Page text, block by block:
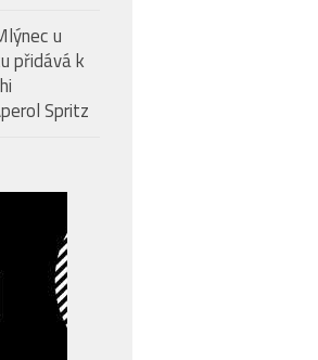
u
přidává k
Spritz